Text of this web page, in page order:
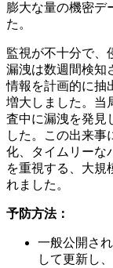
膨大な量の機密デ
た。
監視が不十分で、
漏洩は数週間検知
情報を計画的に抽
増大しました。当
査中に漏洩を発見
した。この出来事
化、タイムリーな
を重視する、大規
れました。
予防方法：
一般公開さ
して更新し